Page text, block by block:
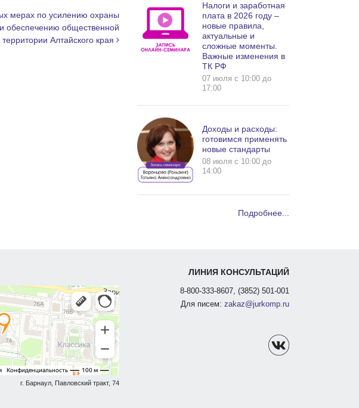
мерах по усилению охраны
обеспечению общественной
Алтайского края
Налоги и заработная
плата в 2026 году –
новые правила,
актуальные и
сложные моменты.
Важные изменения в
ТК РФ
07 июля c 10:00 до
17:00
Доходы и расходы:
готовимся применять
новые стандарты
08 июля c 10:00 до
14:00
Подробнее...
г. Барнаул, Павловский тракт, 74
ЛИНИЯ КОНСУЛЬТАЦИЙ
8-800-333-8607, (3852) 501-001
Для писем: zakaz@jurkomp.ru